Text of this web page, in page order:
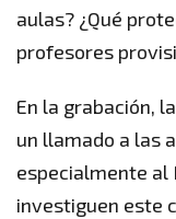
aulas? ¿Qué
profesores
En la grabación,
un llamado a las
especialmente al
investiguen este